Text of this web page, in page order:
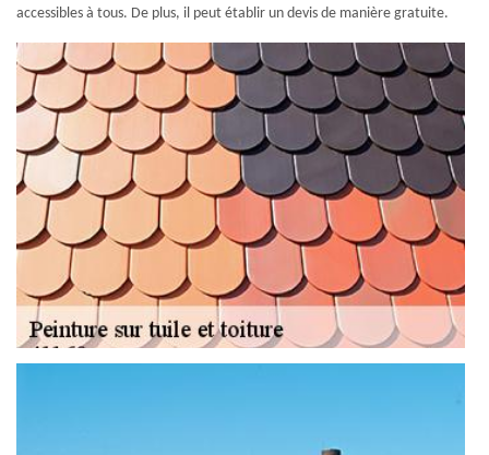
accessibles à tous. De plus, il peut établir un devis de manière gratuite.